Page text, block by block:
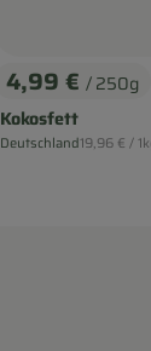
, Preis:
4,99 € / 250g
Kokosfett
, Herkunft:
Deutschland,19,96 € /